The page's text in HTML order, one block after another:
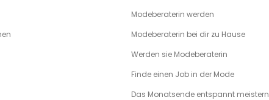
Modeberaterin werden
Modeberaterin bei dir zu Hause
Werden sie Modeberaterin
Finde einen Job in der Mode
Das Monatsende entspannt meistern